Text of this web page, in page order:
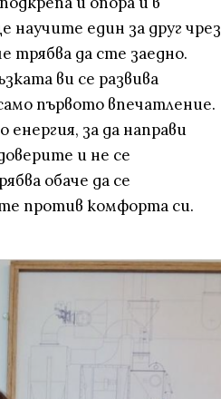
един за друг чрез
трябва да сте заедно.
ви се развива
първото впечатление.
за да направи
и не се
обаче да се
против комфорта си.